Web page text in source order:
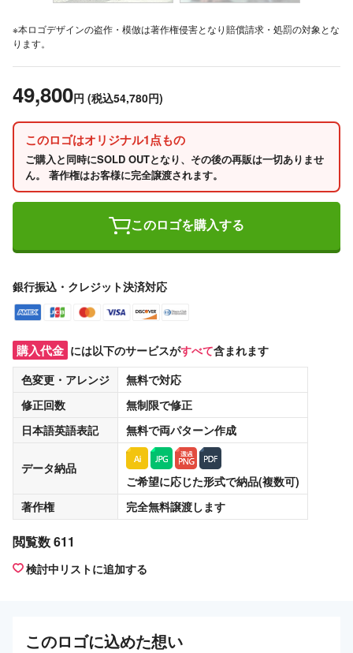
※本ロゴデザインの盗作・模倣は著作権侵害となり賠償請求・処罰の対象とな
ります。
49,800円 (税込54,780円)
このロゴはオリジナル1点もの
ご購入と同時にSOLD OUTとなり、その後の再販は一切ありませ
ん。 著作権はお客様に完全譲渡されます。
このロゴを購入する
銀行振込・クレジット決済対応
購入代金 には以下のサービスがすべて含まれます
色変更・アレンジ
無料で対応
修正回数
無制限で修正
日本語英語表記
無料で両パターン作成
データ納品
ご希望に応じた形式で納品(複数可)
著作権
完全無料譲渡します
閲覧数 611
検討中リストに追加する
このロゴに込めた想い